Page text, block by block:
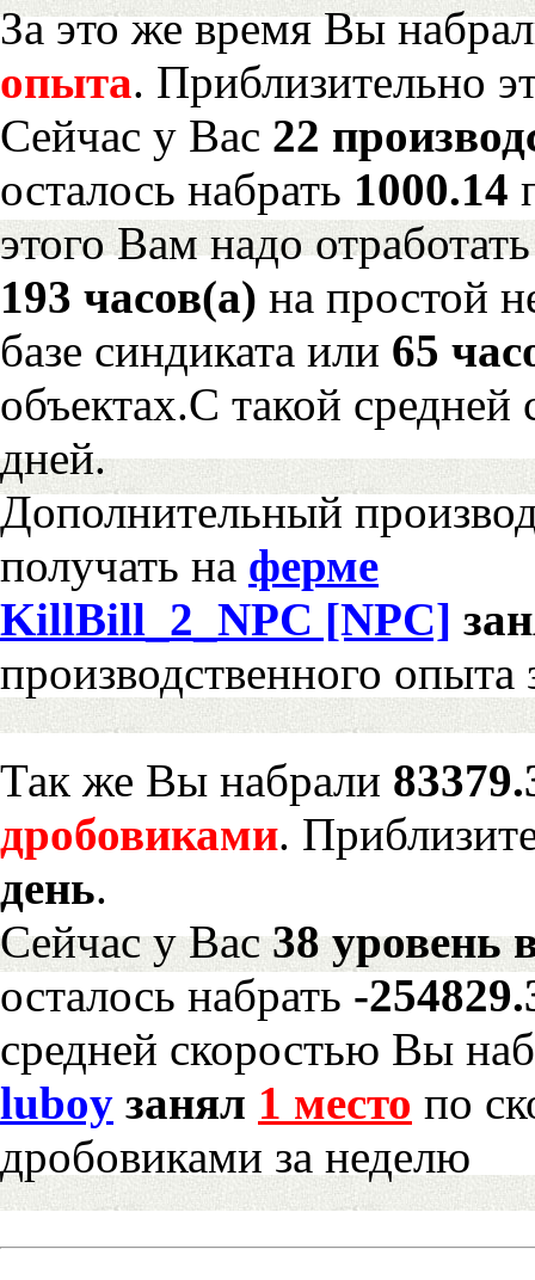
За это же время Вы
опыта. Приблизительно
Сейчас у Вас 22
осталось набрать 1000.14
этого Вам надо отработать
193 часов(а) на простой
базе синдиката или 65
объектах.С такой
дней.
Дополнительный
получать на ферме
KillBill_2_NPC [NPC]
производственного опыта
Так же Вы набрали
дробовиками.
день.
Сейчас у Вас38 уровень
осталось набрать -
средней скоростью Вы
luboy занял 1 место по
дробовиками за неделю